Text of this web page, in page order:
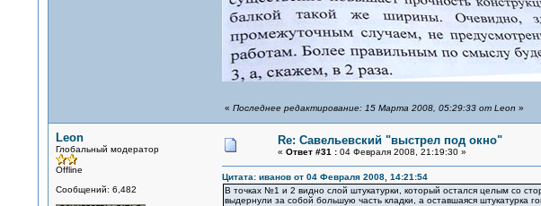
« Последнее редактирование: 15 Марта 2008, 05:29:33 от Leon »
Leon
Глобальный модератор
Offline
Сообщений: 6,482
Re: Савельевский "выстрел под окно"
« Ответ #31 :04 Февраля 2008, 21:19:30 »
Цитата: иванов от 04 Февраля 2008, 14:21:54
В точках №1 и 2 видно слой штукатурки, который остался целым со
выдернули за собой большую часть кладки, а оставшаяся штукатурка